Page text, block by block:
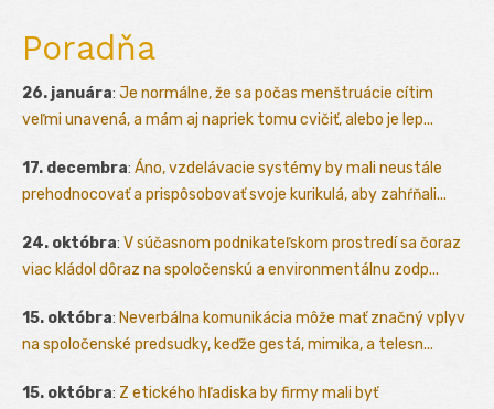
Poradňa
26. januára: Je normálne, že sa počas menštruácie cítim
veľmi unavená, a mám aj napriek tomu cvičiť, alebo je lep...
17. decembra: Áno, vzdelávacie systémy by mali neustále
prehodnocovať a prispôsobovať svoje kurikulá, aby zahŕňali...
24. októbra: V súčasnom podnikateľskom prostredí sa čoraz
viac kládol dôraz na spoločenskú a environmentálnu zodp...
15. októbra: Neverbálna komunikácia môže mať značný vplyv
na spoločenské predsudky, keďže gestá, mimika, a telesn...
15. októbra: Z etického hľadiska by firmy mali byť